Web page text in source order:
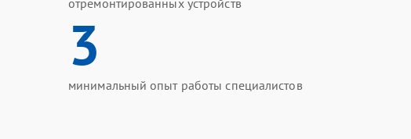
отремонтированных устройств
3
минимальный опыт работы специалистов